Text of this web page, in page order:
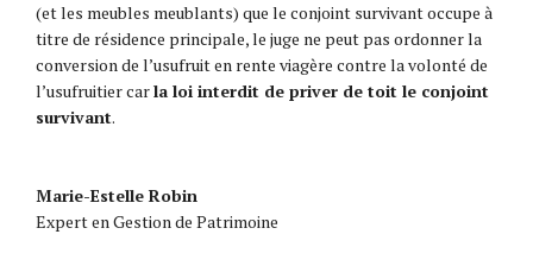
(et les meubles meublants) que le conjoint survivant occupe à
titre de résidence principale, le juge ne peut pas ordonner la
conversion de l’usufruit en rente viagère contre la volonté de
l’usufruitier carla loi interdit de priver de toit le conjoint
survivant.
Marie-Estelle Robin
Expert en Gestion de Patrimoine